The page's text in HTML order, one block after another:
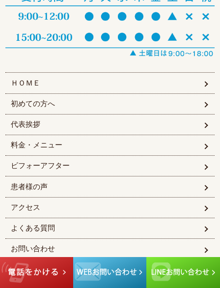
ＨＯＭＥ
初めての方へ
代表挨拶
料金・メニュー
ビフォーアフター
患者様の声
アクセス
よくある質問
お問い合わせ
© 2026宇城松橋の整骨院 元. All rights reserved.Design by